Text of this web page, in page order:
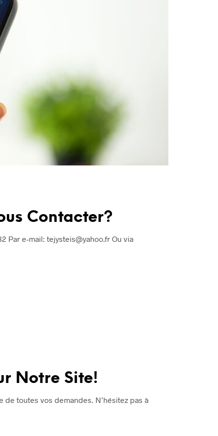
Contacter?
Par e-mail: tejysteis@yahoo.fr Ou via
Notre Site!
de toutes vos demandes. N’hésitez pas à